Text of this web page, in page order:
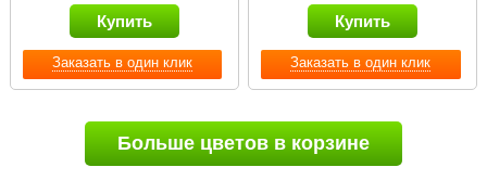
Заказать в один клик
Купить
Заказать в один клик
Купить
Больше цветов в корзине